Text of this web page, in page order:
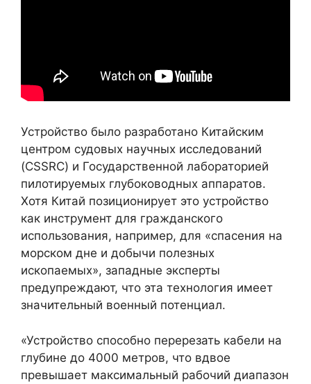
Устройство было разработано Китайским
центром судовых научных исследований
(CSSRC) и Государственной лабораторией
пилотируемых глубоководных аппаратов.
Хотя Китай позиционирует это устройство
как инструмент для гражданского
использования, например, для «спасения на
морском дне и добычи полезных
ископаемых», западные эксперты
предупреждают, что эта технология имеет
значительный военный потенциал.
«Устройство способно перерезать кабели на
глубине до 4000 метров, что вдвое
превышает максимальный рабочий диапазон